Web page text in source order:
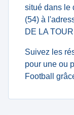
situé dans le
(54) à
DE LA
Suivez les
pour une ou
Football